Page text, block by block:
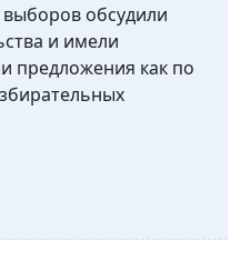
обсудили
и имели
предложения как по